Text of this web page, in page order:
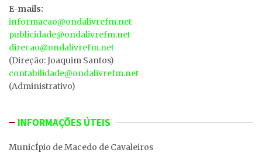
E-mails:
informacao@ondalivrefm.net
publicidade@ondalivrefm.net
direcao@ondalivrefm.net
(Direção: Joaquim Santos)
contabilidade@ondalivrefm.net
(Administrativo)
INFORMAÇÕES ÚTEIS
MunicÍpio de Macedo de Cavaleiros